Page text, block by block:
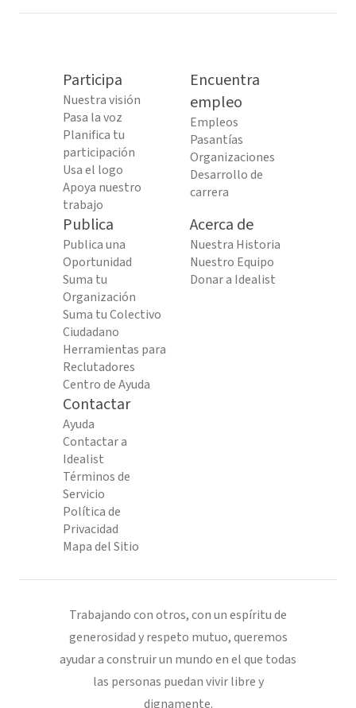
Participa
Nuestra visión
Pasa la voz
Planifica tu
participación
Usa el logo
Apoya nuestro
trabajo
Encuentra
empleo
Empleos
Pasantías
Organizaciones
Desarrollo de
carrera
Publica
Publica una
Oportunidad
Suma tu
Organización
Suma tu Colectivo
Ciudadano
Herramientas para
Reclutadores
Centro de Ayuda
Acerca de
Nuestra Historia
Nuestro Equipo
Donar a Idealist
Contactar
Ayuda
Contactar a
Idealist
Términos de
Servicio
Política de
Privacidad
Mapa del Sitio
Trabajando con otros, con un espíritu de
generosidad y respeto mutuo, queremos
ayudar a construir un mundo en el que todas
las personas puedan vivir libre y
dignamente.